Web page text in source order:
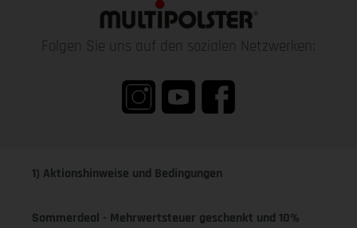
Folgen Sie uns auf den sozialen Netzwerken:
1) Aktionshinweise und Bedingungen
Sommerdeal - Mehrwertsteuer geschenkt und 10%